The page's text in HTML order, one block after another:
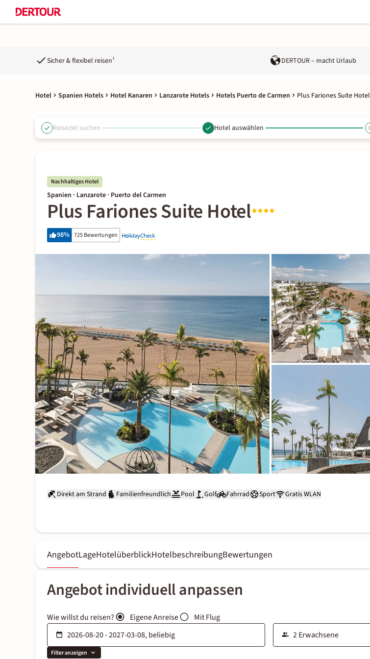
Sicher & flexibel reisen¹ DERTOUR – macht Urlaub
Hotel Spanien Hotels Hotel Kanaren Lanzarote Hotels Hotels Puerto de Carmen Plus Fariones Suite Hotel
Reiseziel suchen Hotel auswählen
Nachhaltiges Hotel
Spanien · Lanzarote · Puerto del Carmen
Plus Fariones Suite Hotel
98% 725 Bewertungen
Direkt am Strand Familienfreundlich Pool Golf Fahrrad Sport Gratis WLAN
AngebotLageHotelüberblickHotelbeschreibungBewertungen
Angebot individuell anpassen
Wie willst du reisen? Eigene Anreise Mit Flug
Filter anzeigen